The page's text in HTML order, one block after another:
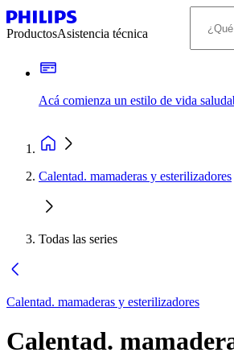
ProductosAsistencia técnica
Acá comienza un estilo de vida
Calentad. mamaderas y esterilizadores
Todas las series
Calentad. mamaderas y esterilizadores
Calentad.